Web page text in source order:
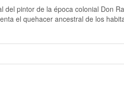
del pintor de la época colonial Don
el quehacer ancestral de los